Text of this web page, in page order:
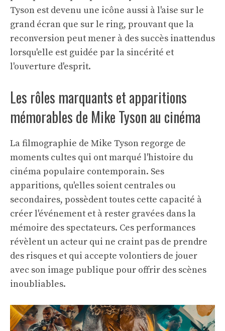
Tyson est devenu une icône aussi à l'aise sur le
grand écran que sur le ring, prouvant que la
reconversion peut mener à des succès inattendus
lorsqu'elle est guidée par la sincérité et
l'ouverture d'esprit.
Les rôles marquants et apparitions
mémorables de Mike Tyson au cinéma
La filmographie de Mike Tyson regorge de
moments cultes qui ont marqué l'histoire du
cinéma populaire contemporain. Ses
apparitions, qu'elles soient centrales ou
secondaires, possèdent toutes cette capacité à
créer l'événement et à rester gravées dans la
mémoire des spectateurs. Ces performances
révèlent un acteur qui ne craint pas de prendre
des risques et qui accepte volontiers de jouer
avec son image publique pour offrir des scènes
inoubliables.